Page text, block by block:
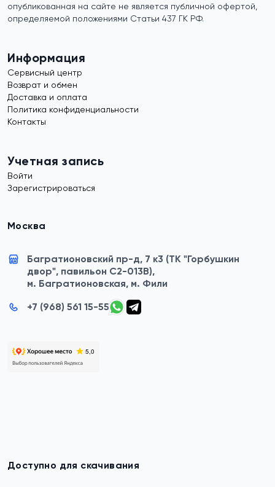
опубликованная на сайте не является публичной офертой,
определяемой положениями Статьи 437 ГК РФ.
Информация
Сервисный центр
Возврат и обмен
Доставка и оплата
Политика конфиденциальности
Контакты
Учетная запись
Войти
Зарегистрироваться
Москва
Багратионовский пр-д, 7 к3 (ТК "Горбушкин
двор", павильон C2-013B),
м. Багратионовская, м. Фили
+7 (968) 561 15-55
Доступно для скачивания